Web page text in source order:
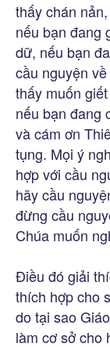
thấy chán
nếu bạn đang
dữ, nếu bạn
cầu nguyện
thấy muốn
nếu bạn đang
và cám ơn
tụng. Mọi ý
hợp với cầu
hãy cầu
đừng cầu
Chúa muốn
Điều đó giải
thích hợp cho
do tại sao
làm cơ sở cho